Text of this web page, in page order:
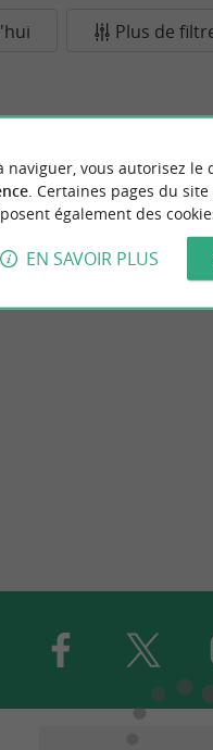
Plus de
naviguer, vous autorisez le
. Certaines pages du
également des
EN SAVOIR PLUS